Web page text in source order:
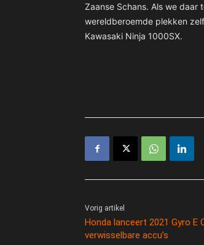
Zaanse Schans. Als we
wereldberoemde plekken
Kawasaki Ninja 1000SX.
Vorig artikel
Honda lanceert 2021 Gyro E
verwisselbare accu’s